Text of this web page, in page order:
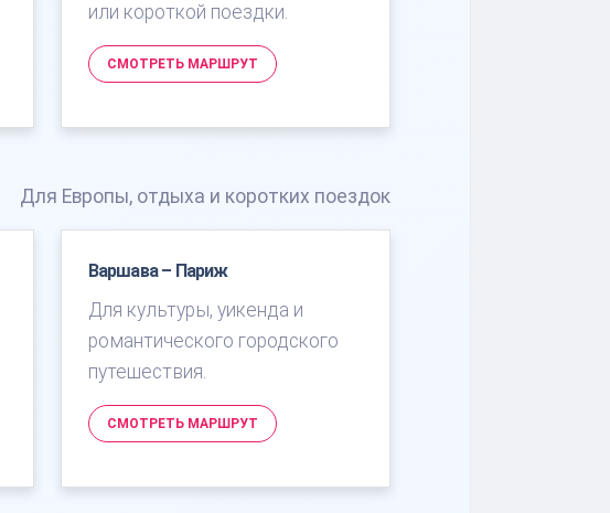
или короткой поездки.
СМОТРЕТЬ МАРШРУТ
Для Европы, отдыха и коротких поездок
Варшава – Париж
Для культуры, уикенда и
романтического городского
путешествия.
СМОТРЕТЬ МАРШРУТ